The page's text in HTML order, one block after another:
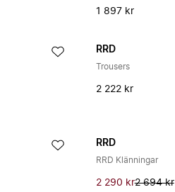
1 897 kr
RRD
Trousers
2 222 kr
RRD
RRD Klänningar
2 290 kr2 694 kr